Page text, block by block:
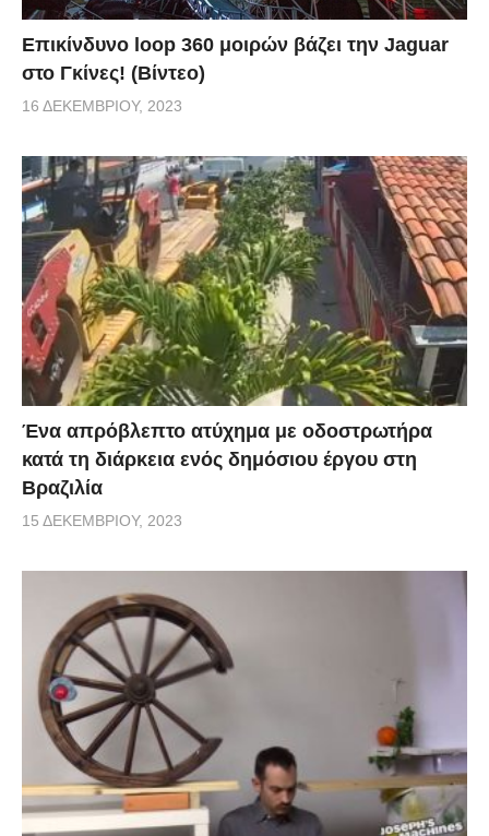
Επικίνδυνο loop 360 μοιρών βάζει την Jaguar
στο Γκίνες! (Βίντεο)
16 ΔΕΚΕΜΒΡΊΟΥ, 2023
Ένα απρόβλεπτο ατύχημα με οδοστρωτήρα
κατά τη διάρκεια ενός δημόσιου έργου στη
Βραζιλία
15 ΔΕΚΕΜΒΡΊΟΥ, 2023